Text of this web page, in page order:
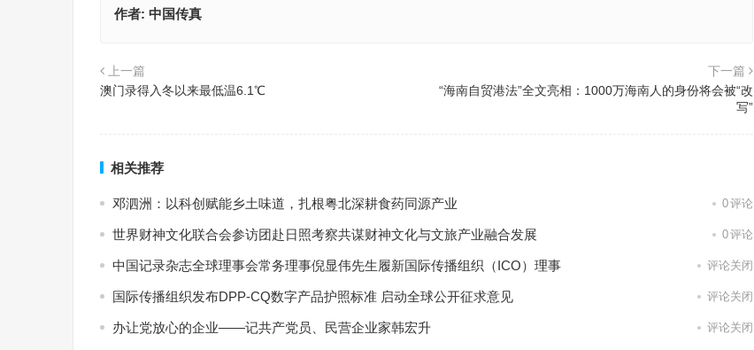
作者: 中国传真
上一篇
澳门录得入冬以来最低温6.1℃
下一篇
“海南自贸港法”全文亮相：1000万海南人的身份将会被“改
写”
相关推荐
邓泗洲：以科创赋能乡土味道，扎根粤北深耕食药同源产业 0评论
世界财神文化联合会参访团赴日照考察共谋财神文化与文旅产业融合发展 0评论
中国记录杂志全球理事会常务理事倪显伟先生履新国际传播组织（ICO）理事 评论关闭
国际传播组织发布DPP-CQ数字产品护照标准 启动全球公开征求意见 评论关闭
办让党放心的企业——记共产党员、民营企业家韩宏升 评论关闭